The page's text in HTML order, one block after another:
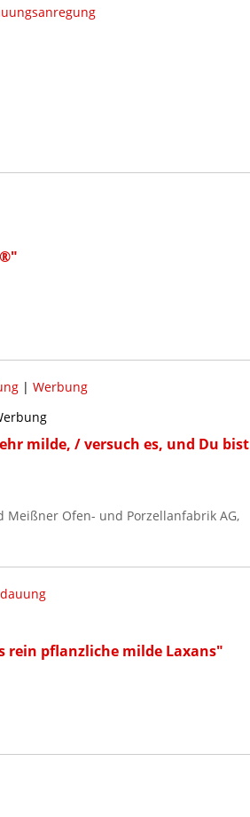
| Werbung
milde, / versuch es, und Du bist
Meißner Ofen- und Porzellanfabrik AG,
rein pflanzliche milde Laxans"